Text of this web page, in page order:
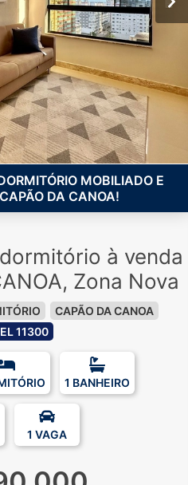
MOBILIADO E
DA CANOA!
à venda
Zona Nova
CAPÃO DA CANOA
11300
1 BANHEIRO
1 VAGA